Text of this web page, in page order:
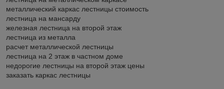
металлический каркас лестницы стоимость
лестница на мансарду
железная лестница на второй этаж
лестница из металла
расчет металлической лестницы
лестница на 2 этаж в частном доме
недорогие лестницы на второй этаж цены
заказать каркас лестницы